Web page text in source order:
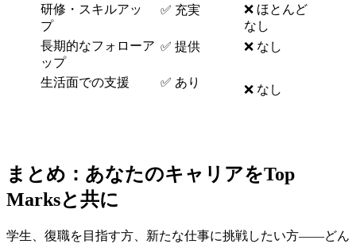
研修・スキルアッ
プ
✅ 充実
❌ ほとんど
なし
長期的なフォローア
ップ
✅ 提供 ❌ なし
生活面での支援 ✅ あり
❌ なし
まとめ：あなたのキャリアをTop
Marksと共に
学生、復職を目指す方、新たな仕事に挑戦したい方――どん